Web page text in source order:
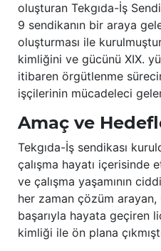
oluşturan Tekgıda-İş
9 sendikanın bir araya
oluşturması ile
kimliğini ve gücünü XIX.
itibaren örgütlenme
işçilerinin mücadeleci
Amaç ve
Tekgıda-İş sendikası
çalışma hayatı içerisinde
ve çalışma yaşamının
her zaman çözüm
başarıyla hayata geçiren
kimliği ile ön plana